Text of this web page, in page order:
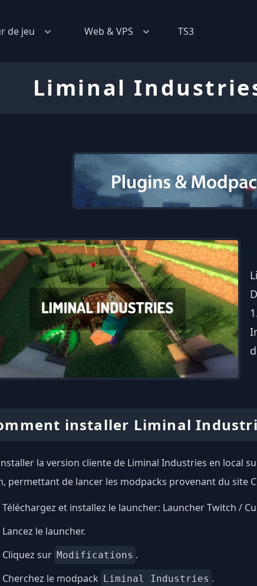
de jeu Web & VPS TS3
Liminal
installer Liminal
la version cliente de Liminal Industries en local
permettant de lancer les modpacks provenant du site
Téléchargez et installez le launcher: Launcher Twitch /
Lancez le launcher.
Cliquez sur Modifications .
Cherchez le modpack
Liminal Industries .